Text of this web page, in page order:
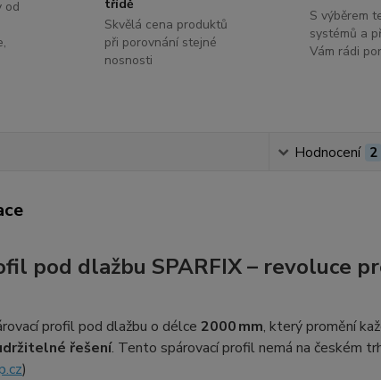
od
třídě
Skvělá cena produktů
při porovnání stejné
nosnosti
S výběrem
systémů a
Vám rádi
Hodnocení 2
pod dlažbu SPARFIX – revoluce
profil pod dlažbu o délce 2000 mm, který promění
řešení. Tento spárovací profil nemá na českém
)